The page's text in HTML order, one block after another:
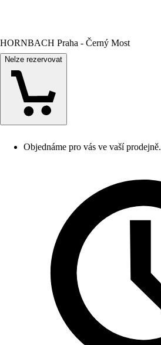
HORNBACH Praha - Černý Most
Nelze rezervovat
Objednáme pro vás ve vaší prodejně.